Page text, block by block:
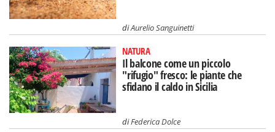
diAurelio Sanguinetti
NATURA
Il balcone come un piccolo
"rifugio" fresco: le piante che
sfidano il caldo in Sicilia
diFederica Dolce